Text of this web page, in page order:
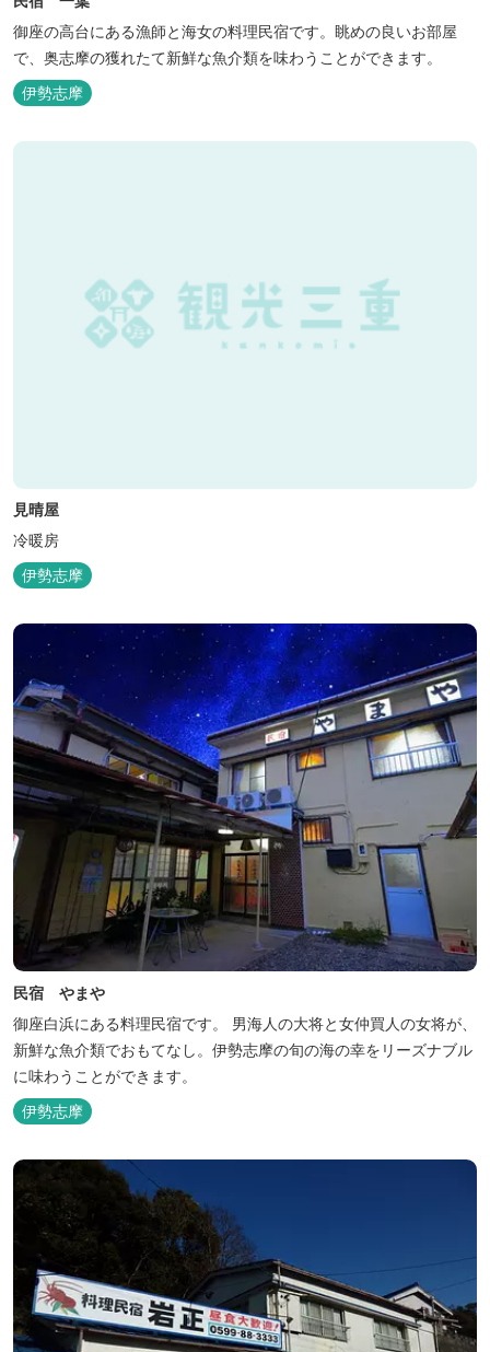
御座の高台にある漁師と海女の料理民宿です。眺めの良いお部屋
で、奥志摩の獲れたて新鮮な魚介類を味わうことができます。
伊勢志摩
見晴屋
冷暖房
伊勢志摩
民宿 やまや
御座白浜にある料理民宿です。 男海人の大将と女仲買人の女将が、
新鮮な魚介類でおもてなし。伊勢志摩の旬の海の幸をリーズナブル
に味わうことができます。
伊勢志摩